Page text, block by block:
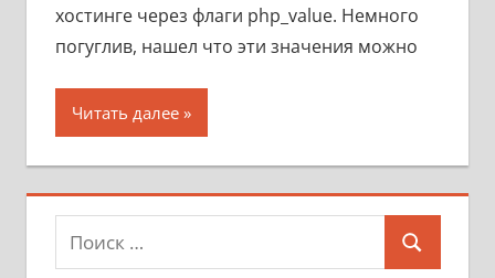
хостинге через флаги php_value. Немного
погуглив, нашел что эти значения можно
Читать далее
Поиск
для:
Поиск